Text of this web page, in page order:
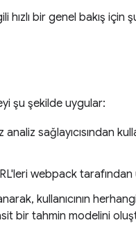
bir genel bakış için
şu şekilde uygular:
sağlayıcısından
webpack
kullanıcının
bir tahmin modelini